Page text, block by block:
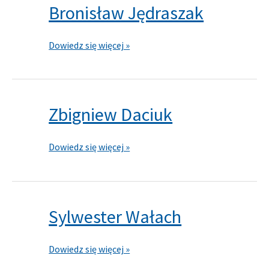
Bronisław Jędraszak
Bronisław
Jędraszak
Dowiedz się więcej »
Zbigniew Daciuk
Zbigniew
Daciuk
Dowiedz się więcej »
Sylwester Wałach
Sylwester
Wałach
Dowiedz się więcej »